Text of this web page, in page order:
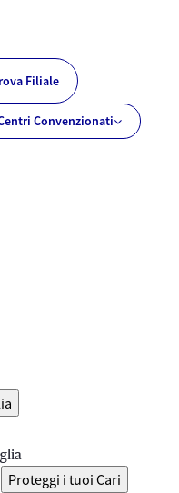
Filiale
Convenzionati
Proteggi i tuoi Cari